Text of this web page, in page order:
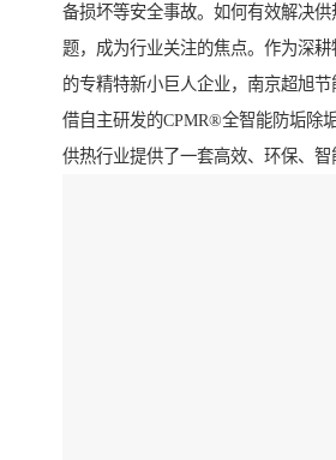
备损坏等安全事故。如何有效解决供
题，成为行业关注的焦点。作为深
的专精特新小巨人企业，南京超旭
借自主研发的CPMR®全智能防垢除
供热行业提供了一套高效、环保、智